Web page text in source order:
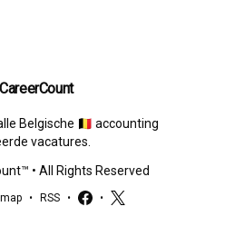
CareerCount
Belgische 🇧🇪 accounting
vacatures.
™ • All Rights Reserved
• RSS • •